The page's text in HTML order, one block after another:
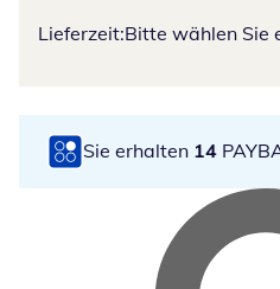
Lieferzeit:Bitte wählen Sie
Sie erhalten 14